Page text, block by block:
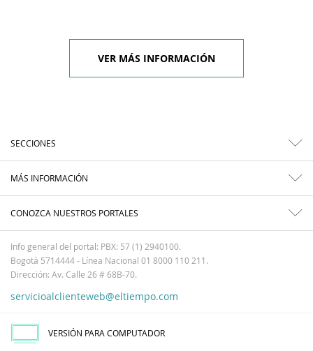
VER MÁS INFORMACIÓN
SECCIONES
MÁS INFORMACIÓN
CONOZCA NUESTROS PORTALES
Info general del portal: PBX: 57 (1) 2940100.
Bogotá 5714444 - Línea Nacional 01 8000 110 211.
Dirección: Av. Calle 26 # 68B-70.
servicioalclienteweb@eltiempo.com
VERSIÓN PARA COMPUTADOR